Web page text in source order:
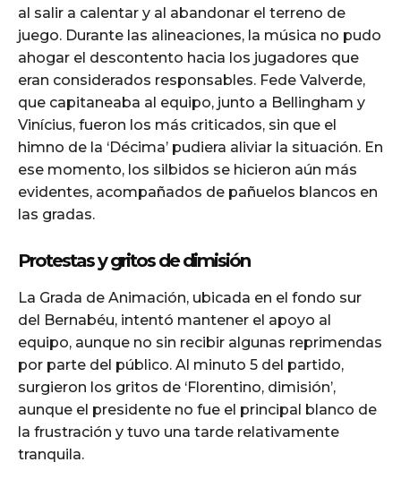
al salir a calentar y al abandonar el terreno de
juego. Durante las alineaciones, la música no pudo
ahogar el descontento hacia los jugadores que
eran considerados responsables. Fede Valverde,
que capitaneaba al equipo, junto a Bellingham y
Vinícius, fueron los más criticados, sin que el
himno de la ‘Décima’ pudiera aliviar la situación. En
ese momento, los silbidos se hicieron aún más
evidentes, acompañados de pañuelos blancos en
las gradas.
Protestas y gritos de dimisión
La Grada de Animación, ubicada en el fondo sur
del Bernabéu, intentó mantener el apoyo al
equipo, aunque no sin recibir algunas reprimendas
por parte del público. Al minuto 5 del partido,
surgieron los gritos de ‘Florentino, dimisión’,
aunque el presidente no fue el principal blanco de
la frustración y tuvo una tarde relativamente
tranquila.